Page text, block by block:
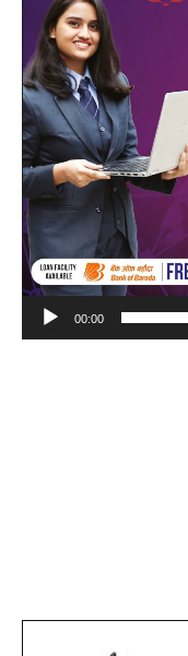
00:00